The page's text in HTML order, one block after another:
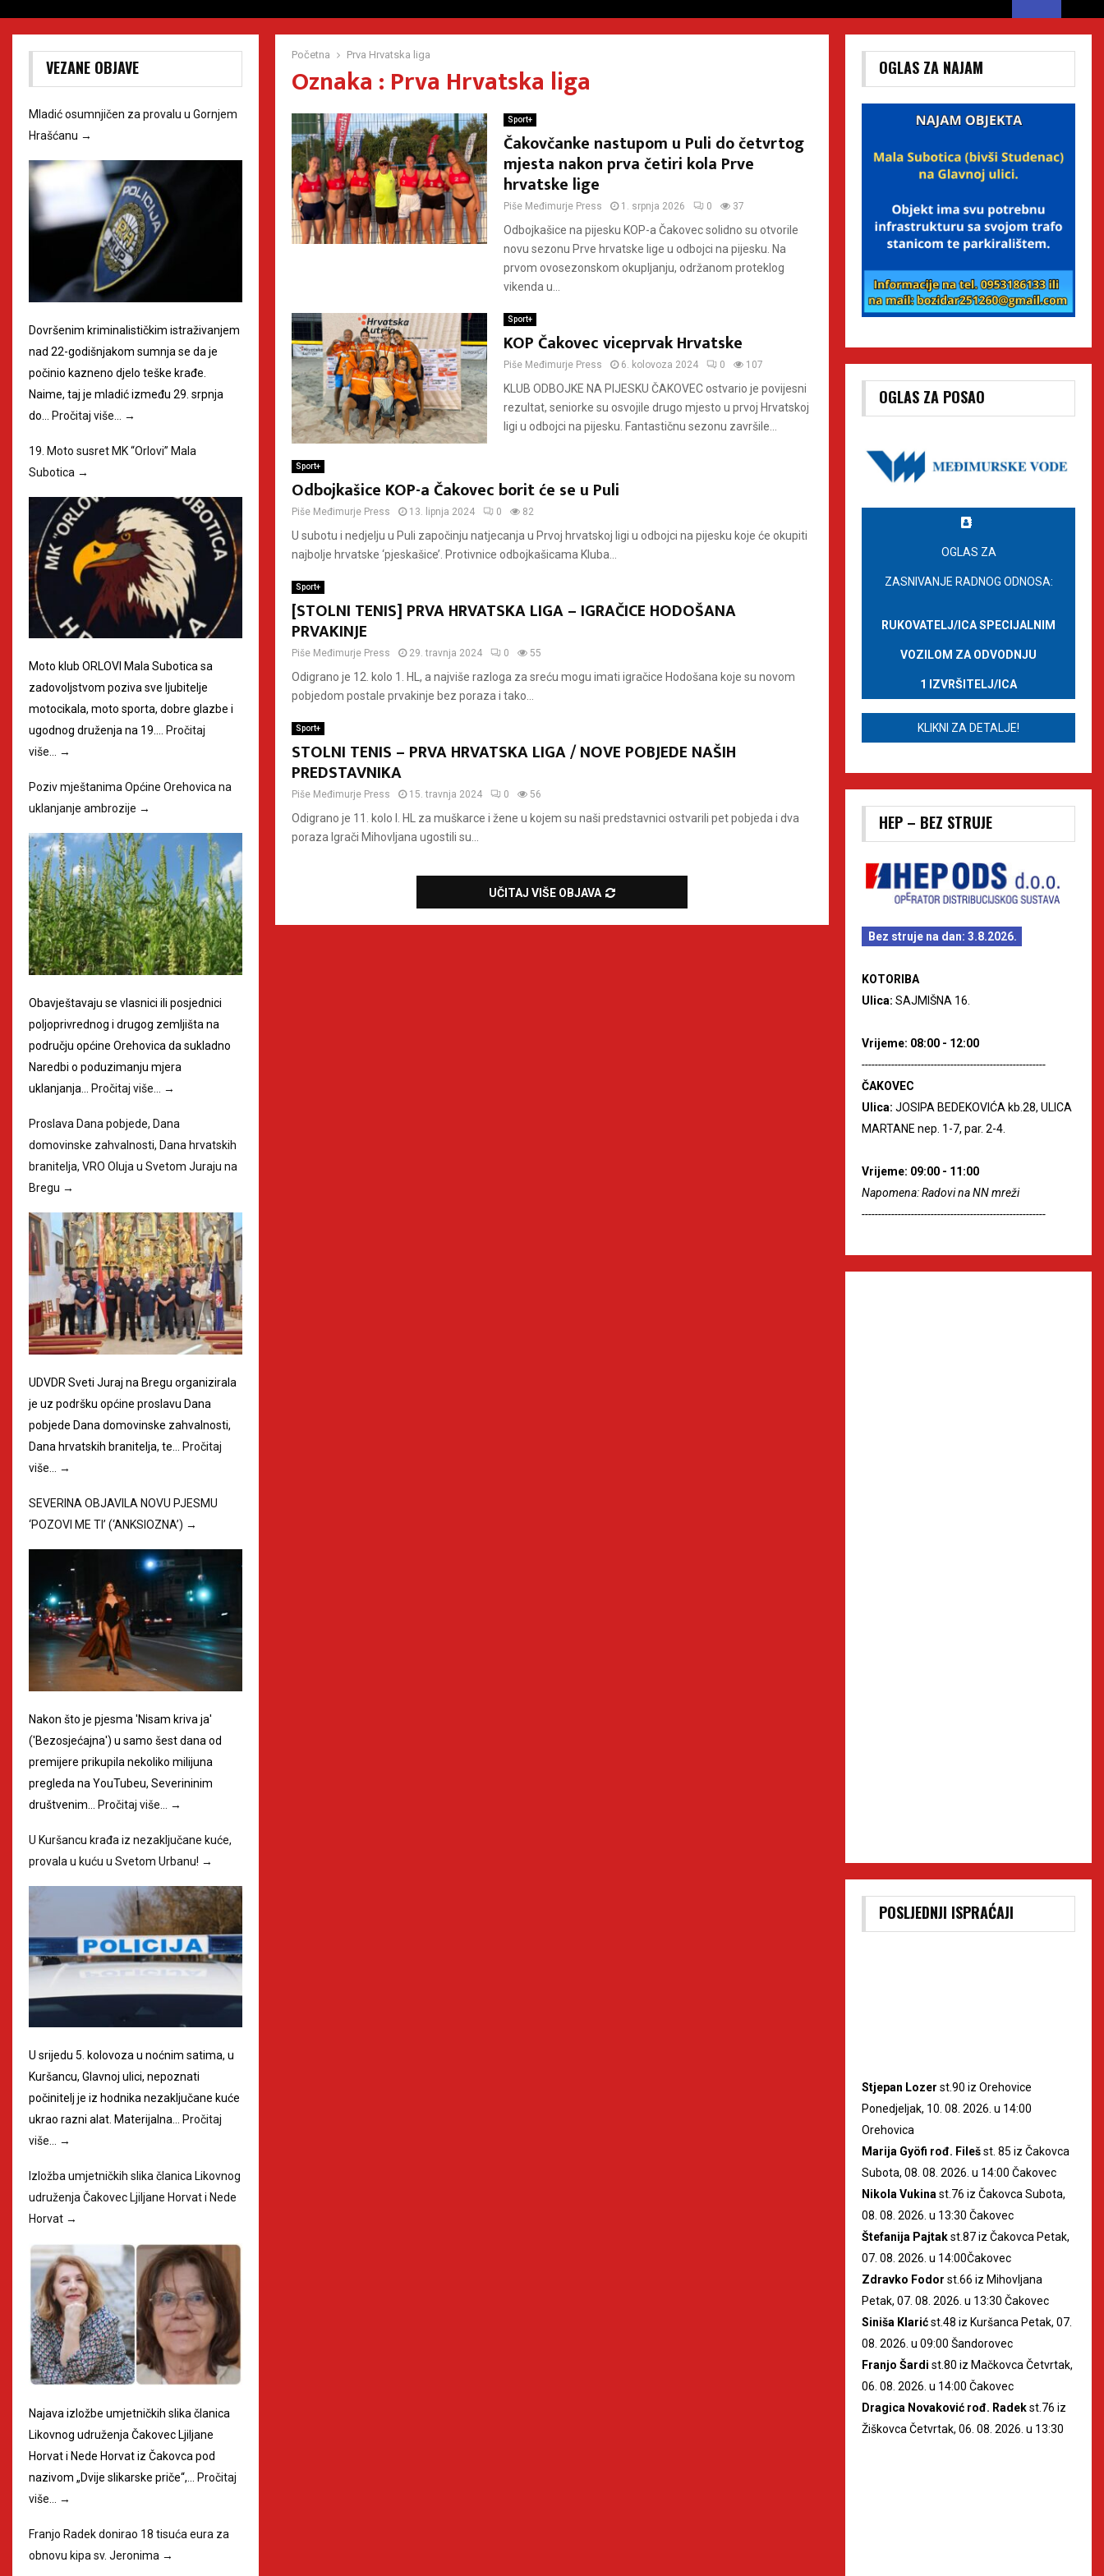
Početna Prva Hrvatska liga
Oznaka : Prva Hrvatska liga
Sport+
Čakovčanke nastupom u Puli do četvrtog
mjesta nakon prva četiri kola Prve
hrvatske lige
Piše Međimurje Press 1. srpnja 2026 0 37
Odbojkašice na pijesku KOP-a Čakovec solidno su otvorile
novu sezonu Prve hrvatske lige u odbojci na pijesku. Na
prvom ovosezonskom okupljanju, održanom proteklog
vikenda u...
Sport+
KOP Čakovec viceprvak Hrvatske
Piše Međimurje Press 6. kolovoza 2024 0 107
KLUB ODBOJKE NA PIJESKU ČAKOVEC ostvario je povijesni
rezultat, seniorke su osvojile drugo mjesto u prvoj Hrvatskoj
ligi u odbojci na pijesku. Fantastičnu sezonu završile...
Sport+
Odbojkašice KOP-a Čakovec borit će se u Puli
Piše Međimurje Press 13. lipnja 2024 0 82
U subotu i nedjelju u Puli započinju natjecanja u Prvoj hrvatskoj ligi u odbojci na pijesku koje će okupiti
najbolje hrvatske ‘pjeskašice’. Protivnice odbojkašicama Kluba...
Sport+
[STOLNI TENIS] PRVA HRVATSKA LIGA – IGRAČICE HODOŠANA
PRVAKINJE
Piše Međimurje Press 29. travnja 2024 0 55
Odigrano je 12. kolo 1. HL, a najviše razloga za sreću mogu imati igračice Hodošana koje su novom
pobjedom postale prvakinje bez poraza i tako...
Sport+
STOLNI TENIS – PRVA HRVATSKA LIGA / NOVE POBJEDE NAŠIH
PREDSTAVNIKA
Piše Međimurje Press 15. travnja 2024 0 56
Odigrano je 11. kolo I. HL za muškarce i žene u kojem su naši predstavnici ostvarili pet pobjeda i dva
poraza Igrači Mihovljana ugostili su...
UČITAJ VIŠE OBJAVA
VEZANE OBJAVE
Mladić osumnjičen za provalu u Gornjem
Hrašćanu →
Dovršenim kriminalističkim istraživanjem
nad 22-godišnjakom sumnja se da je
počinio kazneno djelo teške krađe.
Naime, taj je mladić između 29. srpnja
do…
Pročitaj više… →
19. Moto susret MK “Orlovi” Mala
Subotica →
Moto klub ORLOVI Mala Subotica sa
zadovoljstvom poziva sve ljubitelje
motocikala, moto sporta, dobre glazbe i
ugodnog druženja na 19.… Pročitaj
više… →
Poziv mještanima Općine Orehovica na
uklanjanje ambrozije →
Obavještavaju se vlasnici ili posjednici
poljoprivrednog i drugog zemljišta na
području općine Orehovica da sukladno
Naredbi o poduzimanju mjera
uklanjanja…
Pročitaj više… →
Proslava Dana pobjede, Dana
domovinske zahvalnosti, Dana hrvatskih
branitelja, VRO Oluja u Svetom Juraju na
Bregu →
UDVDR Sveti Juraj na Bregu organizirala
je uz podršku općine proslavu Dana
pobjede Dana domovinske zahvalnosti,
Dana hrvatskih branitelja, te…
Pročitaj
više…
→
SEVERINA OBJAVILA NOVU PJESMU
‘POZOVI ME TI’ (‘ANKSIOZNA’) →
Nakon što je pjesma 'Nisam kriva ja'
('Bezosjećajna') u samo šest dana od
premijere prikupila nekoliko milijuna
pregleda na YouTubeu, Severininim
društvenim… Pročitaj više… →
U Kuršancu krađa iz nezaključane kuće,
provala u kuću u Svetom Urbanu! →
U srijedu 5. kolovoza u noćnim satima, u
Kuršancu, Glavnoj ulici, nepoznati
počinitelj je iz hodnika nezaključane kuće
ukrao razni alat. Materijalna… Pročitaj
više… →
Izložba umjetničkih slika članica Likovnog
udruženja Čakovec Ljiljane Horvat i Nede
Horvat →
Najava izložbe umjetničkih slika članica
Likovnog udruženja Čakovec Ljiljane
Horvat i Nede Horvat iz Čakovca pod
nazivom „Dvije slikarske priče“,…
Pročitaj
više…
→
Franjo Radek donirao 18 tisuća eura za
obnovu kipa sv. Jeronima →
OGLAS ZA NAJAM
OGLAS ZA POSAO
OGLAS ZA
ZASNIVANJE RADNOG ODNOSA:
RUKOVATELJ/ICA SPECIJALNIM
VOZILOM ZA ODVODNJU
1 IZVRŠITELJ/ICA
KLIKNI ZA DETALJE!
HEP – BEZ STRUJE
Bez struje na dan: 3.8.2026.
KOTORIBA
Ulica: SAJMIŠNA 16.
Vrijeme: 08:00 - 12:00
--------------------------------------------------------
ČAKOVEC
Ulica: JOSIPA BEDEKOVIĆA kb.28, ULICA
MARTANE nep. 1-7, par. 2-4.
Vrijeme: 09:00 - 11:00
Napomena: Radovi na NN mreži
--------------------------------------------------------
POSLJEDNJI ISPRAĆAJI
Stjepan Lozer st.90 iz Orehovice
Ponedjeljak, 10. 08. 2026. u 14:00
Orehovica
Marija Gyöfi rođ. Filešst. 85 iz Čakovca
Subota, 08. 08. 2026. u 14:00 Čakovec
Nikola Vukina st.76 iz Čakovca Subota,
08. 08. 2026. u 13:30 Čakovec
Štefanija Pajtakst.87 iz Čakovca Petak,
07. 08. 2026. u 14:00Čakovec
Zdravko Fodor st.66 iz Mihovljana
Petak, 07. 08. 2026. u 13:30 Čakovec
Siniša Klarićst.48 iz Kuršanca Petak, 07.
08. 2026. u 09:00 Šandorovec
Franjo Šardi st.80 iz Mačkovca Četvrtak,
06. 08. 2026. u 14:00 Čakovec
Dragica Novaković rođ. Radekst.76 iz
Žiškovca Četvrtak, 06. 08. 2026. u 13:30